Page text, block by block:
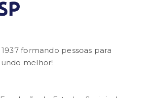
1937 formando pessoas para
melhor!